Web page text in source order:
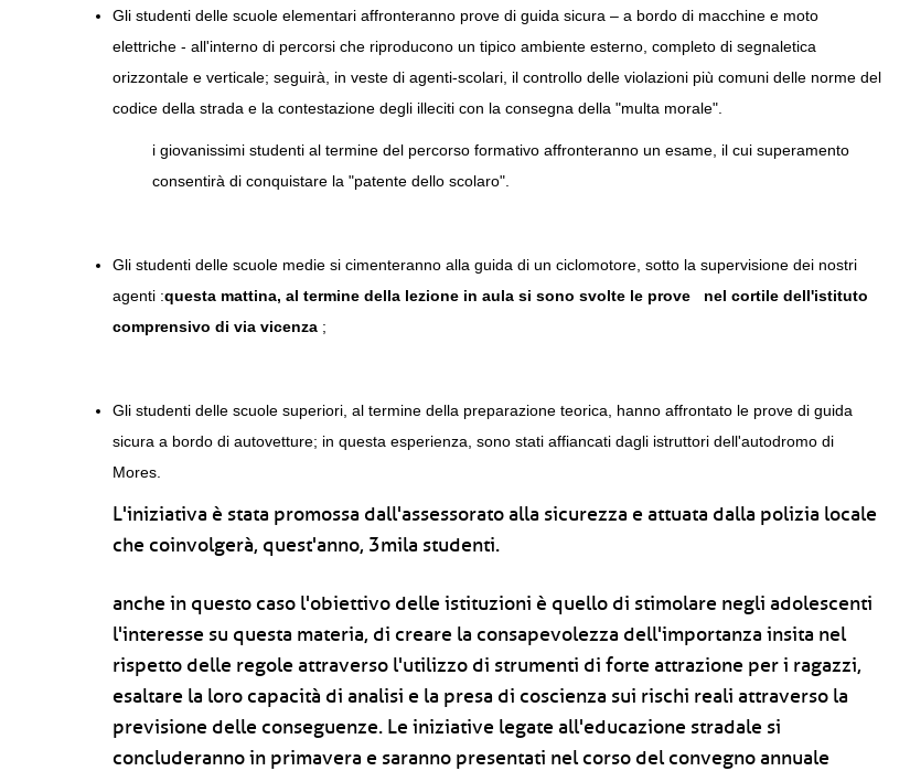
Gli studenti delle scuole elementari affronteranno prove di guida sicura – a bordo di macchine e moto
elettriche - all'interno di percorsi che riproducono un tipico ambiente esterno, completo di segnaletica
orizzontale e verticale; seguirà, in veste di agenti-scolari, il controllo delle violazioni più comuni delle norme del
codice della strada e la contestazione degli illeciti con la consegna della "multa morale".
i giovanissimi studenti al termine del percorso formativo affronteranno un esame, il cui superamento
consentirà di conquistare la "patente dello scolaro".
Gli studenti delle scuole medie si cimenteranno alla guida di un ciclomotore, sotto la supervisione dei nostri
agenti :questa mattina, al termine della lezione in aula si sono svolte le prove nel cortile dell'istituto
comprensivo di via vicenza ;
Gli studenti delle scuole superiori, al termine della preparazione teorica, hanno affrontato le prove di guida
sicura a bordo di autovetture; in questa esperienza, sono stati affiancati dagli istruttori dell'autodromo di
Mores.
L'iniziativa è stata promossa dall'assessorato alla sicurezza e attuata dalla polizia locale
che coinvolgerà, quest'anno, 3mila studenti.
anche in questo caso l'obiettivo delle istituzioni è quello di stimolare negli adolescenti
l'interesse su questa materia, di creare la consapevolezza dell'importanza insita nel
rispetto delle regole attraverso l'utilizzo di strumenti di forte attrazione per i ragazzi,
esaltare la loro capacità di analisi e la presa di coscienza sui rischi reali attraverso la
previsione delle conseguenze. Le iniziative legate all'educazione stradale si
concluderanno in primavera e saranno presentati nel corso del convegno annuale